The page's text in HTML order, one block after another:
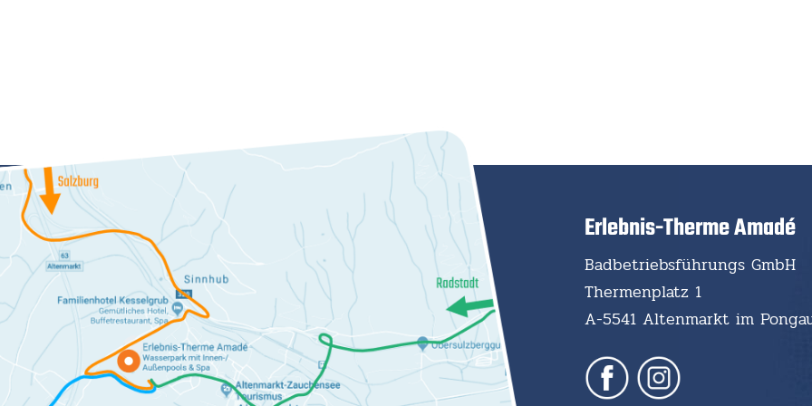
Erlebnis-Therme Amadé
Badbetriebsführungs GmbH
Thermenplatz 1
A-5541 Altenmarkt im